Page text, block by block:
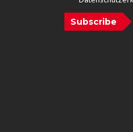
Subscribe